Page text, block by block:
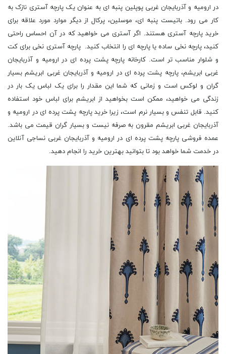
در ارومیه و آذربایجان غربی پوپلین پنبه ای به عنوان یک پارچه آستری نازک به
کار می رود. باتیست پنبه ای، موسلین، پرکال از دیگر موارد مورد علاقه برای
خرید پارچه آستری هستند. اگر آستری می خواهید که در آن احساس راحتی
کنید، پارچه نخی ساده یا پارچه ای را انتخاب کنید. پارچه آستری نخی برای کت
و شلوار مناسب تر است. کارخانه پارچه پشت پرده ای در ارومیه و آذربایجان
غربی ابریشم، پارچه پشت پرده ای در ارومیه و آذربایجان غربی ابریشم بسیار
گران و لوکس است و زمانی که شما این مقدار را برای یک لباس یک بار در
زندگی می خواهید، ممکن است بخواهید از ابریشم برای لباس خود استفاده
کنید. قابل تنفس و بسیار نرم است، زیرا خرید پارچه پشت پرده ای در ارومیه و
آذربایجان غربی ابریشم مقرون به صرفه نیست و بسیار گران قیمت می باشد.
عمده فروشی پارچه پشت پرده ای در ارومیه و آذربایجان غربی نساجی آنلاین
در خدمت شما خواهد بود تا بتوانید بهترین خرید را انجام دهید.